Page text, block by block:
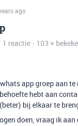
ago
1 reactie
103 ×
app groep aan
hebt aan
bij elkaar te
doen, vraag ik